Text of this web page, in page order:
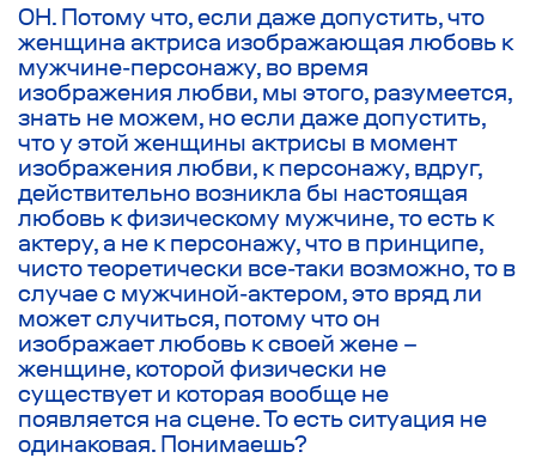
ОН. Потому что, если даже допустить, что
женщина актриса изображающая любовь к
мужчине-персонажу, во время
изображения любви, мы этого, разумеется,
знать не можем, но если даже допустить,
что у этой женщины актрисы в момент
изображения любви, к персонажу, вдруг,
действительно возникла бы настоящая
любовь к физическому мужчине, то есть к
актеру, а не к персонажу, что в принципе,
чисто теоретически все-таки возможно, то в
случае с мужчиной-актером, это вряд ли
может случиться, потому что он
изображает любовь к своей жене –
женщине, которой физически не
существует и которая вообще не
появляется на сцене. То есть ситуация не
одинаковая. Понимаешь?